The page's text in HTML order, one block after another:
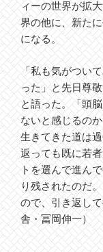
ィーの世界が拡
界の他に、新た
になる。
「私も気がつい
った」と先日尊
と語った。「頭
ないと感じるの
生きてきた道は
返っても既に若
トを選んで進ん
り残されたのだ
ので、引き返し
舎・冨岡伸一）